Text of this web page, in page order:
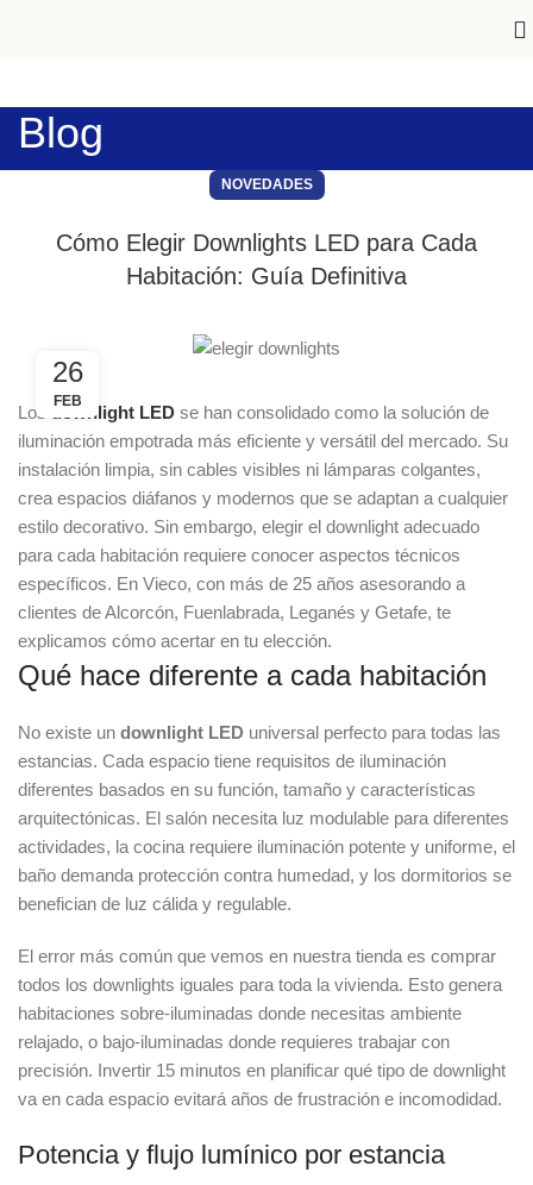
Blog
NOVEDADES
Cómo Elegir Downlights LED para Cada
Habitación: Guía Definitiva
26
FEB
Los downlight LED se han consolidado como la solución de
iluminación empotrada más eficiente y versátil del mercado. Su
instalación limpia, sin cables visibles ni lámparas colgantes,
crea espacios diáfanos y modernos que se adaptan a cualquier
estilo decorativo. Sin embargo, elegir el downlight adecuado
para cada habitación requiere conocer aspectos técnicos
específicos. En Vieco, con más de 25 años asesorando a
clientes de Alcorcón, Fuenlabrada, Leganés y Getafe, te
explicamos cómo acertar en tu elección.
Qué hace diferente a cada habitación
No existe un downlight LED universal perfecto para todas las
estancias. Cada espacio tiene requisitos de iluminación
diferentes basados en su función, tamaño y características
arquitectónicas. El salón necesita luz modulable para diferentes
actividades, la cocina requiere iluminación potente y uniforme, el
baño demanda protección contra humedad, y los dormitorios se
benefician de luz cálida y regulable.
El error más común que vemos en nuestra tienda es comprar
todos los downlights iguales para toda la vivienda. Esto genera
habitaciones sobre-iluminadas donde necesitas ambiente
relajado, o bajo-iluminadas donde requieres trabajar con
precisión. Invertir 15 minutos en planificar qué tipo de downlight
va en cada espacio evitará años de frustración e incomodidad.
Potencia y flujo lumínico por estancia